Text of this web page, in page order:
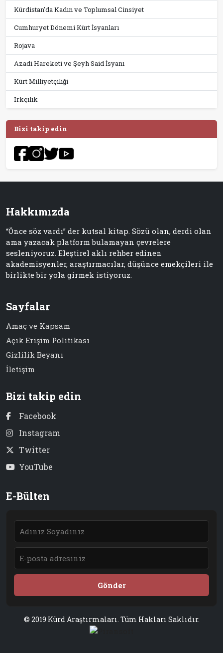
Kürdistan'da Kadın ve Toplumsal Cinsiyet
Cumhuryet Dönemi Kürt İsyanları
Rojava
Azadi Hareketi ve Şeyh Said İsyanı
Kürt Milliyetçiliği
Irkçılık
Bizi takip edin
Hakkımızda
“Önce söz vardı” der kutsal kitap. Sözü olan, derdi olan
ama yazacak platform bulamayan çevrelere
sesleniyoruz. Eleştirel aklı rehber edinen
akademisyenler, araştırmacılar, düşünce emekçileri ile
birlikte bir yola girmek istiyoruz.
Sayfalar
Amaç ve Kapsam
Açık Erişim Politikası
Gizlilik Beyanı
İletişim
Bizi takip edin
Facebook
Instagram
Twitter
YouTube
E-Bülten
Gönder
© 2019 Kürd Araştırmaları. Tüm Hakları Saklıdır.